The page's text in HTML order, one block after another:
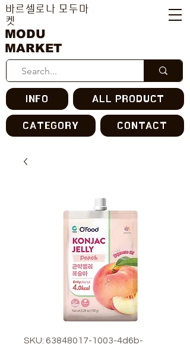
MODU
MARKET
바르셀로나 모두마
켓
INFO ALL PRODUCT
CATEGORY CONTACT
SKU: 63848017-1003-4d6b-